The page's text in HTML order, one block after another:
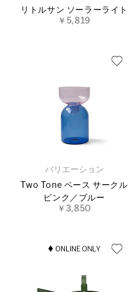
リトルサン ソーラーライト
￥5,819
バリエーション
Two Tone ベース サークル
ピンク／ブルー
￥3,850